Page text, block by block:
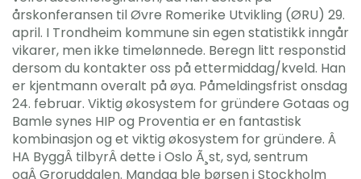
årskonferansen til Øvre Romerike Utvikling (ØRU) ‎29.
april. I Trondheim kommune sin egen statistikk inngår
vikarer, men ikke timelønnede. Beregn litt responstid
dersom du kontakter oss på ettermiddag/kveld. Han
er kjentmann overalt på øya. Påmeldingsfrist onsdag
24. februar. Viktig økosystem for gründere Gotaas og
Bamle synes HIP og Proventia er en fantastisk
kombinasjon og et viktig økosystem for gründere. Â
HA ByggÂ tilbyrÂ dette i Oslo Ã¸st, syd, sentrum
ogÂ Groruddalen. Mandag ble børsen i Stockholm